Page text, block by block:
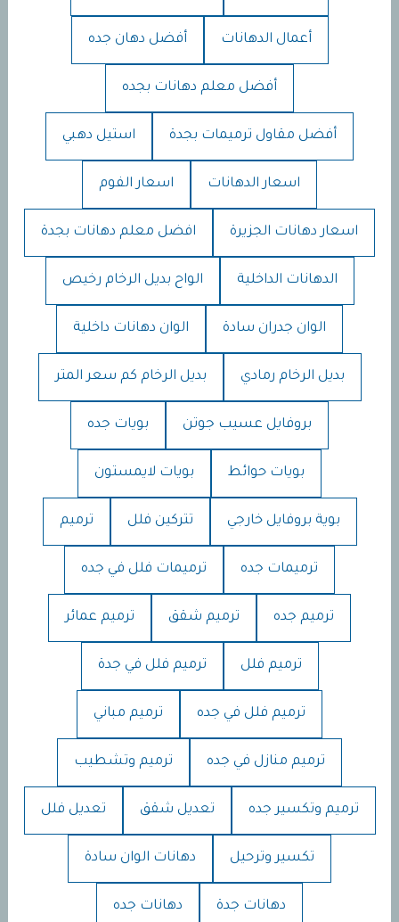
أعمال الدهانات أفضل دهان جده
أفضل معلم دهانات بجده
أفضل مقاول ترميمات بجدة استيل دهبي
اسعار الدهانات اسعار الفوم
اسعار دهانات الجزيرة افضل معلم دهانات بجدة
الدهانات الداخلية الواح بديل الرخام رخيص
الوان جدران سادة الوان دهانات داخلية
بديل الرخام رمادي بديل الرخام كم سعر المتر
بروفايل عسيب جوتن بويات جده
بويات حوائط بويات لايمستون
بوية بروفايل خارجي تتركين فلل ترميم
ترميمات جده ترميمات فلل في جده
ترميم جده ترميم شقق ترميم عمائر
ترميم فلل ترميم فلل في جدة
ترميم فلل في جده ترميم مباني
ترميم منازل في جده ترميم وتشطيب
ترميم وتكسير جده تعديل شقق تعديل فلل
تكسير وترحيل دهانات الوان سادة
دهانات جدة دهانات جده